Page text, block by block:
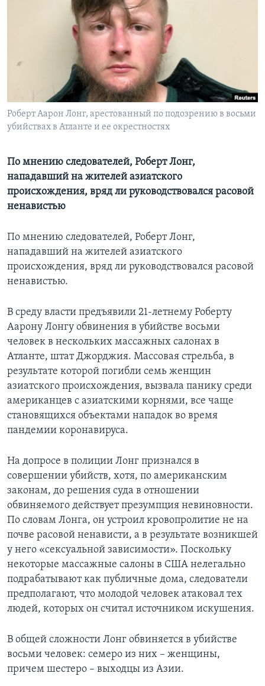
Learning English
СОЦИАЛЬНЫЕ СЕТИ
Языки
Роберт Аарон Лонг, арестованный по подозрению в восьми
убийствах в Атланте и ее окрестностях
По мнению следователей, Роберт Лонг,
нападавший на жителей азиатского
происхождения, вряд ли руководствовался расовой
ненавистью
По мнению следователей, Роберт Лонг,
нападавший на жителей азиатского
происхождения, вряд ли руководствовался расовой
ненавистью.
В среду власти предъявили 21-летнему Роберту
Аарону Лонгу обвинения в убийстве восьми
человек в нескольких массажных салонах в
Атланте, штат Джорджия. Массовая стрельба, в
результате которой погибли семь женщин
азиатского происхождения, вызвала панику среди
американцев с азиатскими корнями, все чаще
становящихся объектами нападок во время
пандемии коронавируса.
На допросе в полиции Лонг признался в
совершении убийств, хотя, по американским
законам, до решения суда в отношении
обвиняемого действует презумпция невиновности.
По словам Лонга, он устроил кровопролитие не на
почве расовой ненависти, а в результате возникшей
у него «сексуальной зависимости». Поскольку
некоторые массажные салоны в США нелегально
подрабатывают как публичные дома, следователи
предполагают, что молодой человек атаковал тех
людей, которых он считал источником искушения.
В общей сложности Лонг обвиняется в убийстве
восьми человек: семеро из них – женщины,
причем шестеро – выходцы из Азии.